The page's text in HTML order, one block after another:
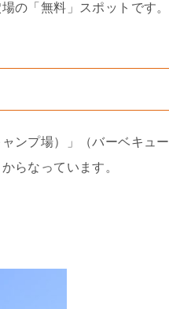
の「無料」スポットです。
ンプ場）」（バーベキュー
らなっています。